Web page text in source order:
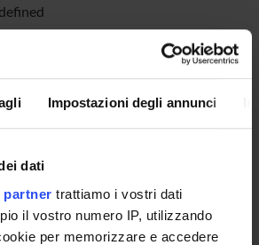
Impostazioni degli annunci
dati
partner trattiamo i vostri dati
il vostro numero IP, utilizzando
per memorizzare e accedere
ACTIVITIES
and Admission Requirements